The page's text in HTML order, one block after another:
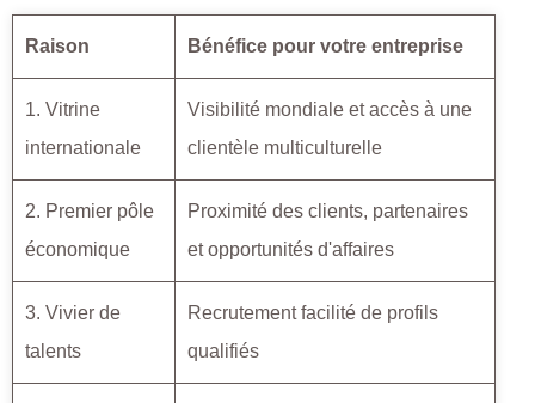
Raison Bénéfice pour votre entreprise
1. Vitrine
internationale
Visibilité mondiale et accès à une
clientèle multiculturelle
2. Premier pôle
économique
Proximité des clients, partenaires
et opportunités d'affaires
3. Vivier de
talents
Recrutement facilité de profils
qualifiés